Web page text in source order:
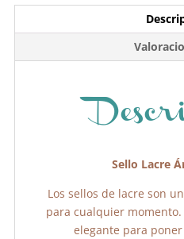
e
b
o
k
Sello Lacre
Los sellos de lacre son
para cualquier
elegante para